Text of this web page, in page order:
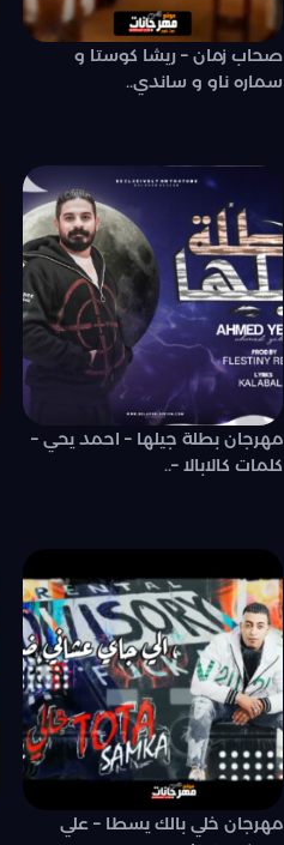
صحاب زمان – ريشا كوستا و
سماره ناو و ساندي..
مهرجان بطلة جيلها – احمد يحي –
كلمات كالابالا –..
مهرجان خلي بالك يسطا – علي